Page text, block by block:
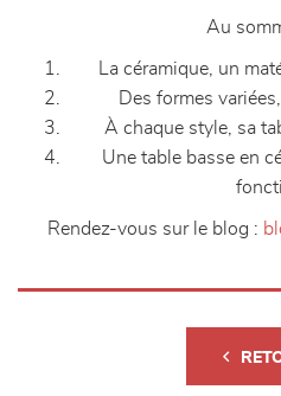
Au
La céramique, un
Des formes
À chaque style, sa
Une table basse en
Rendez-vous sur le blog :